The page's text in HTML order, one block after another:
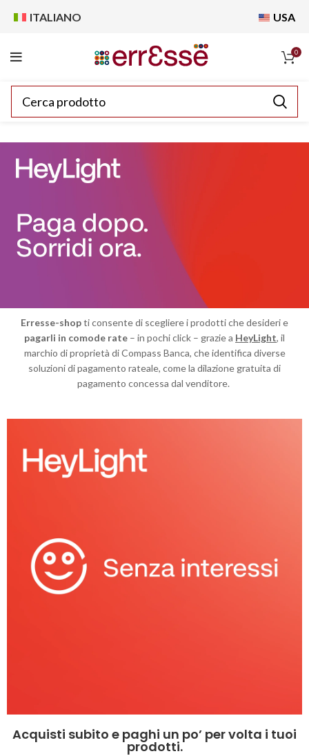
ITALIANO USA
0
Erresse-shopti consente di scegliere i prodotti che desideri e
pagarli in comode rate – in pochi click – grazie a HeyLight, il
marchio di proprietà di Compass Banca, che identifica diverse
soluzioni di pagamento rateale, come la dilazione gratuita di
pagamento concessa dal venditore.
Acquisti subito e paghi un po’ per volta i tuoi
prodotti.